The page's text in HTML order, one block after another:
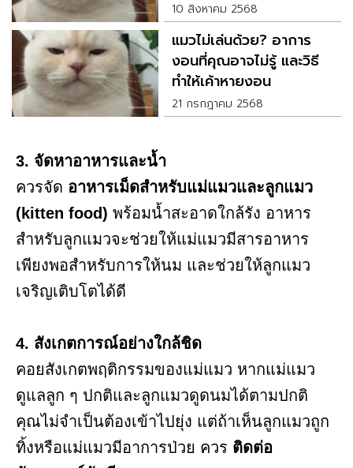
10 สิงหาคม 2568
แมวไม่เล่นด้วย? อาการ
งอนที่คุณอาจไม่รู้ และวิธี
ทำให้เค้าหายงอน
21 กรกฎาคม 2568
3. จัดหาอาหารและน้ำ
ควรจัด อาหารเม็ดสำหรับแม่แมวและลูกแมว
(kitten food) พร้อมน้ำสะอาดใกล้รัง อาหาร
สำหรับลูกแมวจะช่วยให้แม่แมวมีสารอาหาร
เพียงพอสำหรับการให้นม และช่วยให้ลูกแมว
เจริญเติบโตได้ดี
4. สังเกตการณ์อย่างใกล้ชิด
คอยสังเกตพฤติกรรมของแม่แมว หากแม่แมว
ดูแลลูก ๆ ปกติและลูกแมวดูดนมได้ตามปกติ
คุณไม่จำเป็นต้องเข้าไปยุ่ง แต่ถ้าเห็นลูกแมวถูก
ทิ้งหรือแม่แมวมีอาการป่วย ควร ติดต่อ